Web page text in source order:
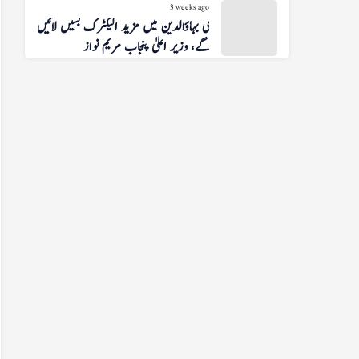
3 weeks ago
منڈی بہاؤالدین میں مزید الیکٹرک بسیں لائیں
گے، وزیر اعلیٰ پنجاب مریم نواز